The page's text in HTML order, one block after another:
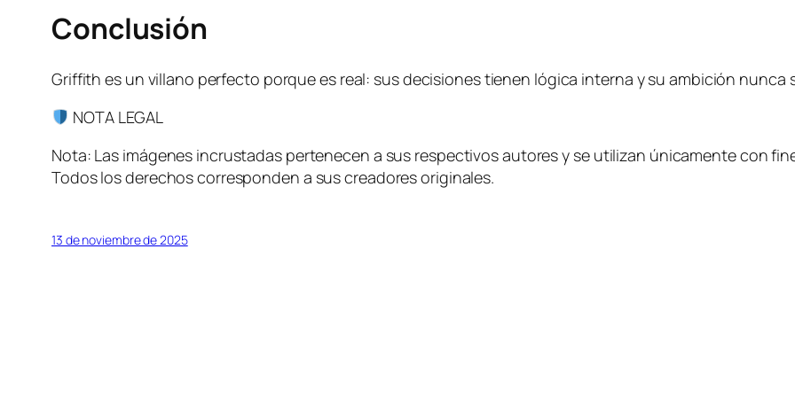
Conclusión
Griffith es un villano perfecto porque es real: sus decisiones tienen lógica interna y su ambición
NOTA LEGAL
Nota: Las imágenes incrustadas pertenecen a sus respectivos autores y se utilizan únicamente con
Todos los derechos corresponden a sus creadores originales.
13 de noviembre de 2025